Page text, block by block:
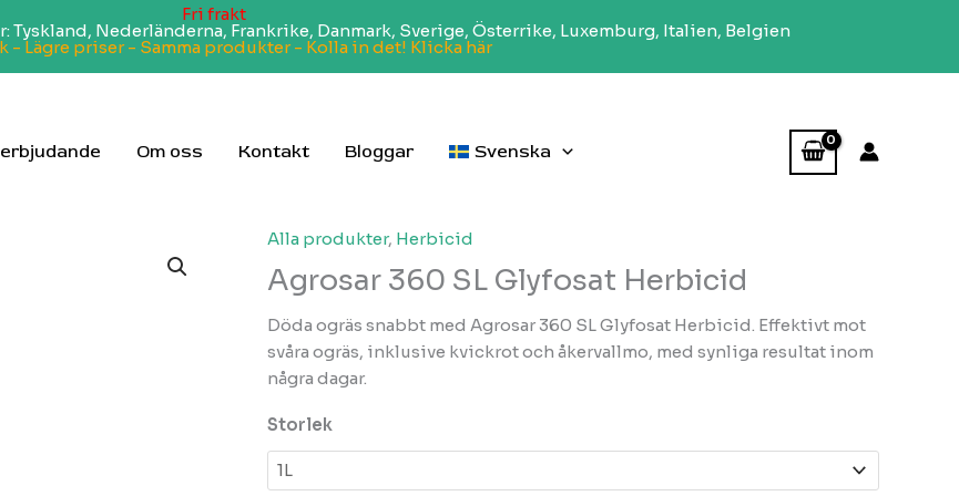
Fri frakt
Nederländerna, Frankrike, Danmark, Sverige, Österrike, Luxemburg, Italien, Belgien
- Lägre priser - Samma produkter - Kolla in det! Klicka här
Om oss Kontakt Bloggar Svenska
Alla produkter, Herbicid
Agrosar 360 SL Glyfosat Herbicid
Döda ogräs snabbt med Agrosar 360 SL Glyfosat Herbicid. Effektivt mot
svåra ogräs, inklusive kvickrot och åkervallmo, med synliga resultat inom
några dagar.
Storlek